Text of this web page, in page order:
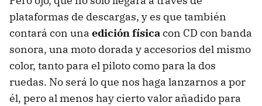
plataformas de descargas, y es que también
contará con una edición físicacon CD con banda
sonora, una moto dorada y accesorios del mismo
color, tanto para el piloto como para la dos
ruedas. No será lo que nos haga lanzarnos a por
él, pero al menos hay cierto valor añadido para